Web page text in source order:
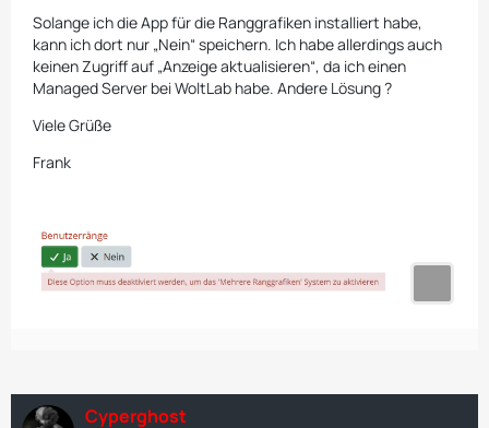
Solange ich die App für die Ranggrafiken installiert habe,
kann ich dort nur „Nein“ speichern. Ich habe allerdings auch
keinen Zugriff auf „Anzeige aktualisieren“, da ich einen
Managed Server bei WoltLab habe. Andere Lösung ?
Viele Grüße
Frank
Cyperghost